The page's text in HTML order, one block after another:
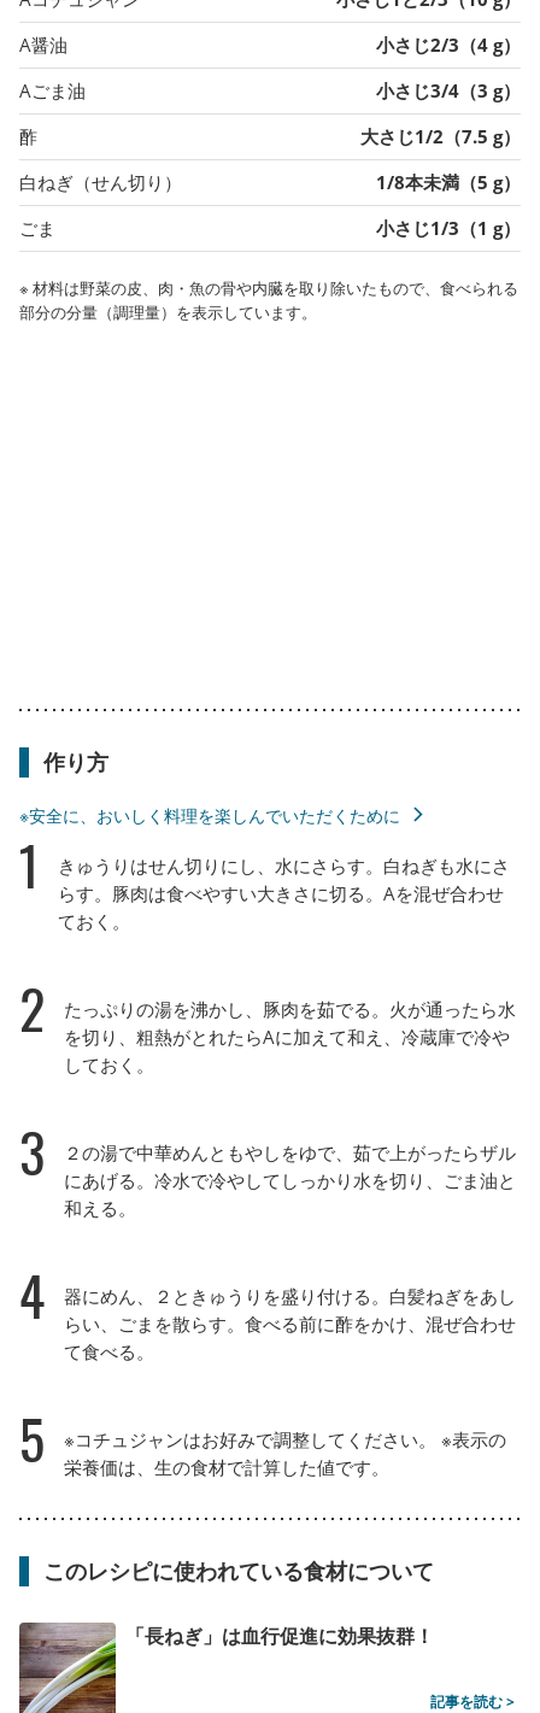
A醤油
小さじ2/3（4 g）
Aごま油
小さじ3/4（3 g）
酢
大さじ1/2（7.5 g）
白ねぎ（せん切り）
1/8本未満（5 g）
ごま
小さじ1/3（1 g）
※ 材料は野菜の皮、肉・魚の骨や内臓を取り除いたもので、食べられる
部分の分量（調理量）を表示しています。
作り方
※安全に、おいしく料理を楽しんでいただくために
1
きゅうりはせん切りにし、水にさらす。白ねぎも水にさ
らす。豚肉は食べやすい大きさに切る。Aを混ぜ合わせ
ておく。
2
たっぷりの湯を沸かし、豚肉を茹でる。火が通ったら水
を切り、粗熱がとれたらAに加えて和え、冷蔵庫で冷や
しておく。
3
２の湯で中華めんともやしをゆで、茹で上がったらザル
にあげる。冷水で冷やしてしっかり水を切り、ごま油と
和える。
4
器にめん、２ときゅうりを盛り付ける。白髪ねぎをあし
らい、ごまを散らす。食べる前に酢をかけ、混ぜ合わせ
て食べる。
5
※コチュジャンはお好みで調整してください。 ※表示の
栄養価は、生の食材で計算した値です。
このレシピに使われている食材について
「長ねぎ」は血行促進に効果抜群！
記事を読む >